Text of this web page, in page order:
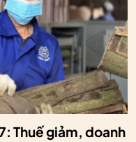
Thuế giảm, doanh